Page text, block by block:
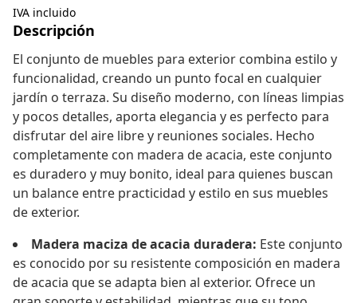
IVA incluido
Descripción
El conjunto de muebles para exterior combina estilo y
funcionalidad, creando un punto focal en cualquier
jardín o terraza. Su diseño moderno, con líneas limpias
y pocos detalles, aporta elegancia y es perfecto para
disfrutar del aire libre y reuniones sociales. Hecho
completamente con madera de acacia, este conjunto
es duradero y muy bonito, ideal para quienes buscan
un balance entre practicidad y estilo en sus muebles
de exterior.
Madera maciza de acacia duradera: Este conjunto
es conocido por su resistente composición en madera
de acacia que se adapta bien al exterior. Ofrece un